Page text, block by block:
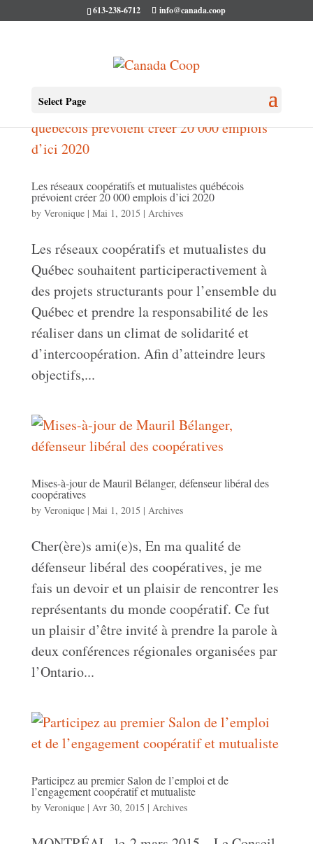
613-238-6712 info@canada.coop
Select Page
Les réseaux coopératifs et mutualistes québécois
prévoient créer 20 000 emplois d’ici 2020
by Veronique| Mai 1, 2015 | Archives
Les réseaux coopératifs et mutualistes du
Québec souhaitent participeractivement à
des projets structurants pour l’ensemble du
Québec et prendre la responsabilité de les
réaliser dans un climat de solidarité et
d’intercoopération. Afin d’atteindre leurs
objectifs,...
Mises-à-jour de Mauril Bélanger, défenseur libéral des
coopératives
by Veronique| Mai 1, 2015 | Archives
Cher(ère)s ami(e)s, En ma qualité de
défenseur libéral des coopératives, je me
fais un devoir et un plaisir de rencontrer les
représentants du monde coopératif. Ce fut
un plaisir d’être invité à prendre la parole à
deux conférences régionales organisées par
l’Ontario...
Participez au premier Salon de l’emploi et de
l’engagement coopératif et mutualiste
by Veronique| Avr 30, 2015 | Archives